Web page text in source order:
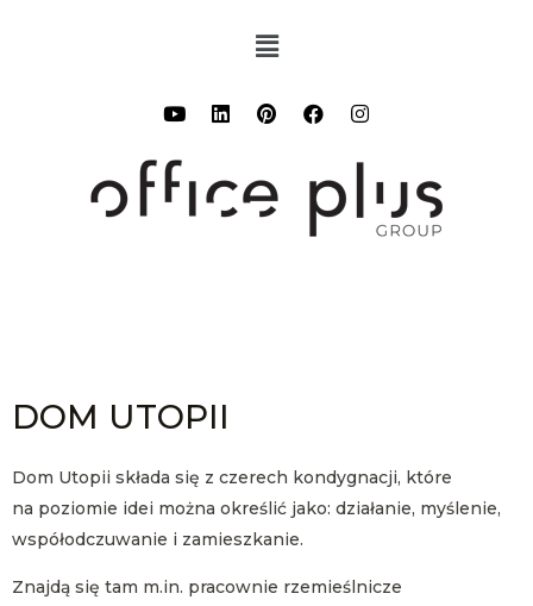
DOM UTOPII
Dom Utopii składa się z czerech kondygnacji, które
na poziomie idei można określić jako: działanie, myślenie,
współodczuwanie i zamieszkanie.
Znajdą się tam m.in. pracownie rzemieślnicze